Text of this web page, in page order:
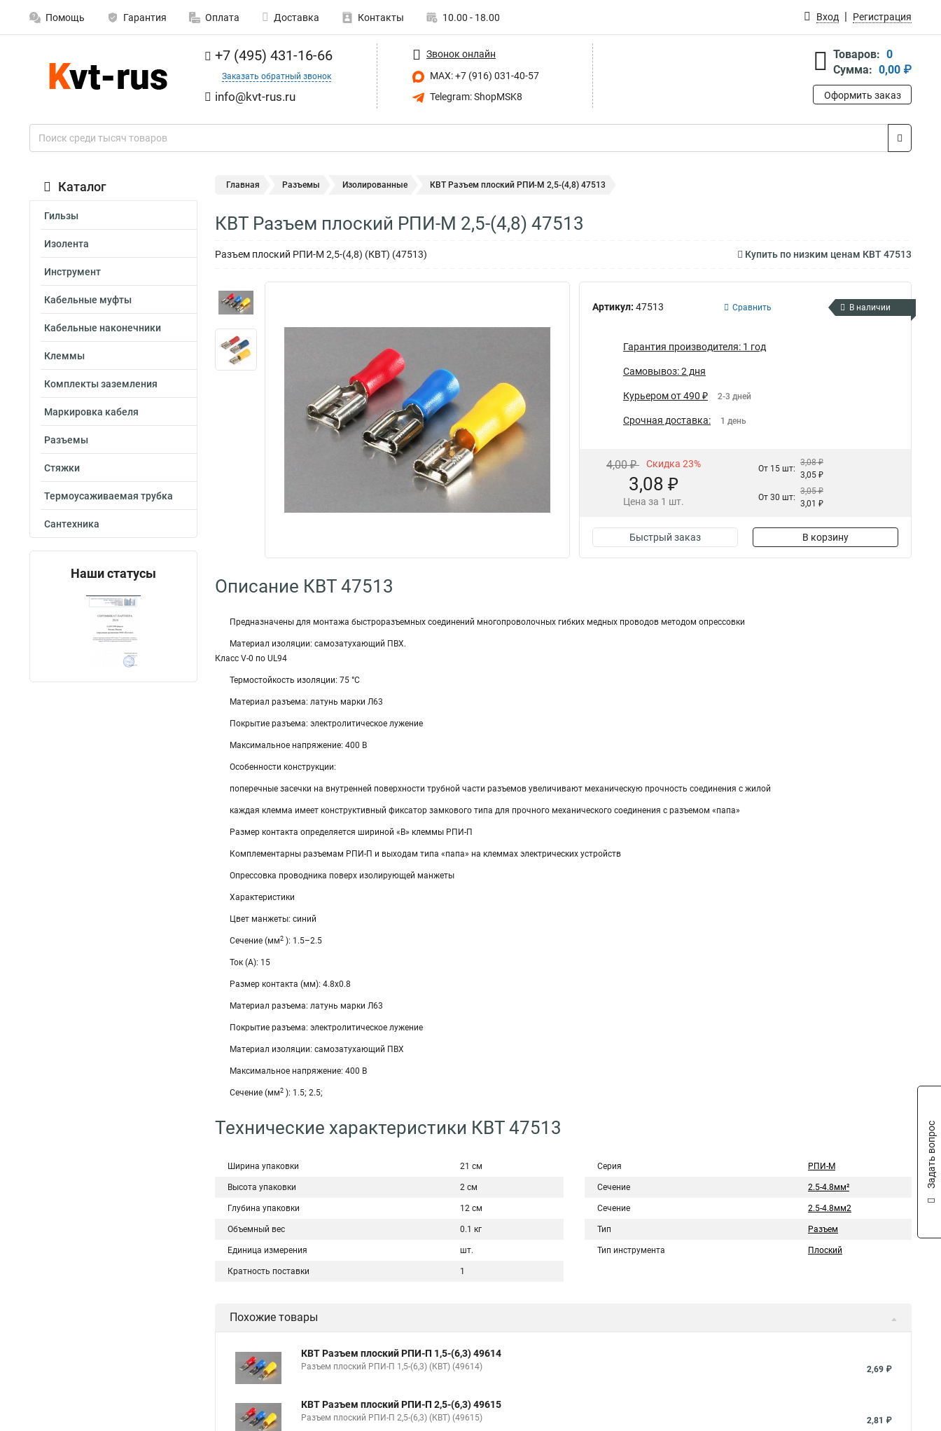
Помощь Гарантия Оплата Доставка Контакты 10.00 - 18.00 Вход Регистрация
+7 (495) 431-16-66
Заказать обратный звонок
info@kvt-rus.ru
Звонок онлайн
MAX: +7 (916) 031-40-57
Telegram: ShopMSK8
Товаров: 0
Сумма: 0,00 ₽
Оформить заказ
Каталог
Гильзы
Изолента
Инструмент
Кабельные муфты
Кабельные наконечники
Клеммы
Комплекты заземления
Маркировка кабеля
Разъемы
Стяжки
Термоусаживаемая трубка
Сантехника
Наши статусы
Главная Разъемы Изолированные КВТ Разъем плоский РПИ-М 2,5-(4,8) 47513
КВТ Разъем плоский РПИ-М 2,5-(4,8) 47513
Разъем плоский РПИ-М 2,5-(4,8) (КВТ) (47513) Купить по низким ценам КВТ 47513
Артикул: 47513 Сравнить В наличии
Гарантия производителя: 1 год
Самовывоз: 2 дня
Курьером от 490 ₽ 2-3 дней
Срочная доставка: 1 день
4,00 ₽ Скидка 23%
3,08 ₽
Цена за 1 шт.
От 15 шт:
3,08 ₽
3,05 ₽
От 30 шт:
3,05 ₽
3,01 ₽
Быстрый заказ В корзину
Описание КВТ 47513
Предназначены для монтажа быстроразъемных соединений многопроволочных гибких медных проводов методом опрессовки
Материал изоляции: самозатухающий ПВХ.
Класс V-0 по UL94
Термостойкость изоляции: 75 °C
Материал разъема: латунь марки Л63
Покрытие разъема: электролитическое лужение
Максимальное напряжение: 400 В
Особенности конструкции:
поперечные засечки на внутренней поверхности трубной части разъемов увеличивают механическую прочность соединения с жилой
каждая клемма имеет конструктивный фиксатор замкового типа для прочного механического соединения с разъемом «папа»
Размер контакта определяется шириной «В» клеммы РПИ-П
Комплементарны разъемам РПИ-П и выходам типа «папа» на клеммах электрических устройств
Опрессовка проводника поверх изолирующей манжеты
Характеристики
Цвет манжеты: синий
Сечение (мм2 ): 1.5–2.5
Ток (А): 15
Размер контакта (мм): 4.8х0.8
Материал разъема: латунь марки Л63
Покрытие разъема: электролитическое лужение
Материал изоляции: самозатухающий ПВХ
Максимальное напряжение: 400 В
Сечение (мм2 ): 1.5; 2.5;
Технические характеристики КВТ 47513
Ширина упаковки 21 см
Высота упаковки 2 см
Глубина упаковки 12 см
Объемный вес 0.1 кг
Единица измерения шт.
Кратность поставки 1
Серия РПИ-М
Сечение 2.5-4.8мм²
Сечение 2.5-4.8мм2
Тип Разъем
Тип инструмента Плоский
Похожие товары
КВТ Разъем плоский РПИ-П 1,5-(6,3) 49614
Разъем плоский РПИ-П 1,5-(6,3) (КВТ) (49614) 2,69 ₽
КВТ Разъем плоский РПИ-П 2,5-(6,3) 49615
Разъем плоский РПИ-П 2,5-(6,3) (КВТ) (49615) 2,81 ₽
Задать вопрос